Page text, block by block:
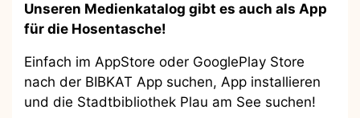
Unseren Medienkatalog gibt es auch als App
für die Hosentasche!
Einfach im AppStore oder GooglePlay Store
nach der BIBKAT App suchen, App installieren
und die Stadtbibliothek Plau am See suchen!